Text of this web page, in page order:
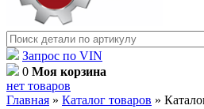
Запрос по VIN
0 Моя корзина
нет товаров
Главная » Каталог товаров »